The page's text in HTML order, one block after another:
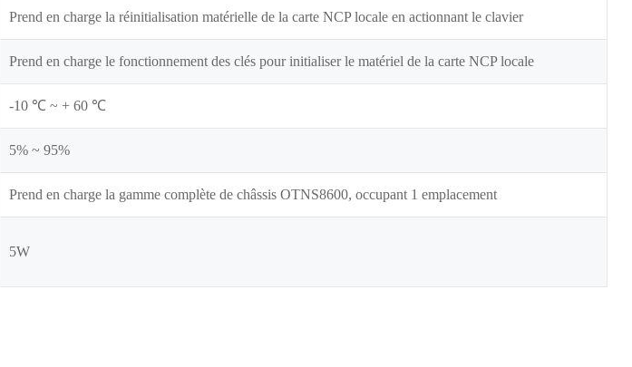
Prend en charge la réinitialisation matérielle de la carte NCP locale en actionnant le clavier
Prend en charge le fonctionnement des clés pour initialiser le matériel de la carte NCP locale
-10 ℃ ~ + 60 ℃
5% ~ 95%
Prend en charge la gamme complète de châssis OTNS8600, occupant 1 emplacement
5W